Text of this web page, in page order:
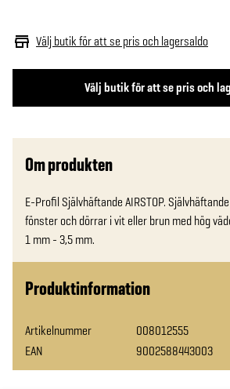
Välj butik för att se pris och
Välj butik för att se pris och lagersaldo
Om produkten
E-Profil Självhäftande AIRSTOP.
fönster och dörrar i vit eller brun med hög
1 mm - 3,5 mm.
Produktinformation
Artikelnummer
008012555
EAN
9002588443003